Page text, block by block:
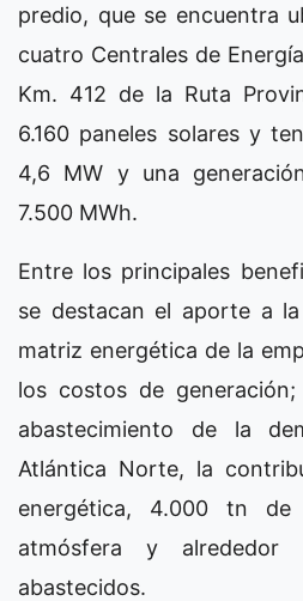
predio, que se encuentra
cuatro Centrales de
Km. 412 de la Ruta
6.160 paneles solares y
4,6 MW y una
7.500 MWh.
Entre los principales
se destacan el aporte a
matriz energética de la
los costos de
abastecimiento de la
Atlántica Norte, la
energética, 4.000 tn
atmósfera y alrededor
abastecidos.